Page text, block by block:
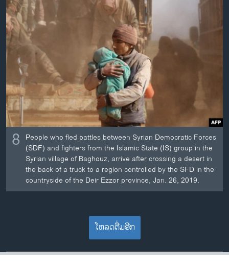
8 People who fled battles between Syrian Democratic Forces
(SDF) and fighters from the Islamic State (IS) group in the
Syrian village of Baghouz, arrive after crossing a desert in
the back of a truck to a region controlled by the SFD in the
countryside of the Deir Ezzor province, Jan. 26, 2019.
ໂຫລດຕື່ມອີກ